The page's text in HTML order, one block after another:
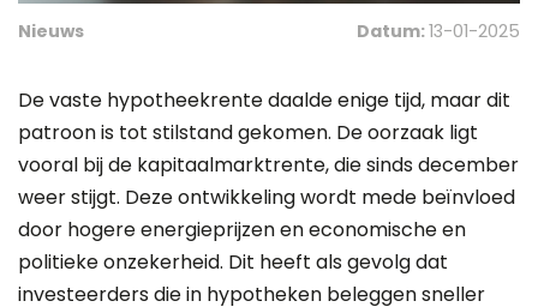
Nieuws Datum:13-01-2025
De vaste hypotheekrente daalde enige tijd, maar dit
patroon is tot stilstand gekomen. De oorzaak ligt
vooral bij de kapitaalmarktrente, die sinds december
weer stijgt. Deze ontwikkeling wordt mede beïnvloed
door hogere energieprijzen en economische en
politieke onzekerheid. Dit heeft als gevolg dat
investeerders die in hypotheken beleggen sneller